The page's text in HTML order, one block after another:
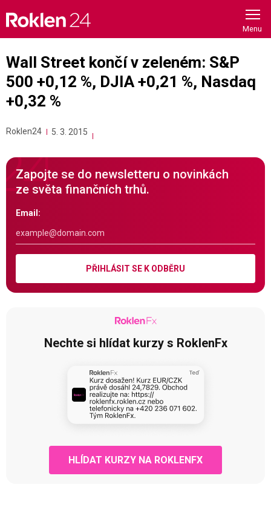
content
Wall Street končí v zeleném: S&P
500 +0,12 %, DJIA +0,21 %, Nasdaq
+0,32 %
Roklen24 5. 3. 2015
Zapojte se do newsletteru o novinkách
ze světa finančních trhů.
Email:
PŘIHLÁSIT SE K ODBĚRU
Nechte si hlídat kurzy s RoklenFx
HLÍDAT KURZY NA ROKLENFX